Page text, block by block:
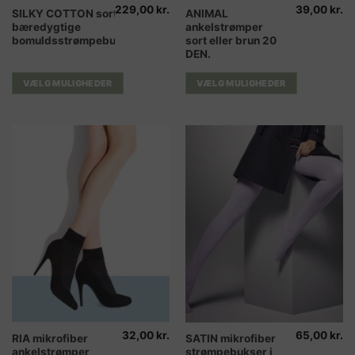
SILKY COTTON sorte
bæredygtige
bomuldsstrømpebukser
229,00 kr.
VÆLG MULIGHEDER
Dette
vare
har
varianter.
Mulighederne
ANIMAL
ankelstrømper
sort eller brun 20
DEN.
39,00 kr.
VÆLG MULIGHEDER
Dette
vare
har
flere
varianter.
Mulighederne
vælges
RIA mikrofiber
ankelstrømper
32,00 kr.
Dette
SATIN mikrofiber
strømpebukser i
65,00 kr.
Dette